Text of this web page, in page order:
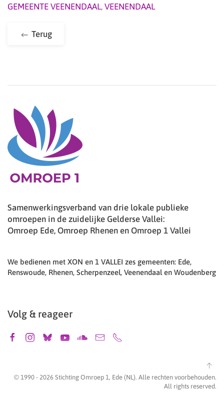
GEMEENTE VEENENDAAL, VEENENDAAL
Terug
Samenwerkingsverband van drie lokale publieke
omroepen in de zuidelijke Gelderse Vallei:
Omroep Ede, Omroep Rhenen en Omroep 1 Vallei
We bedienen met XON en 1 VALLEI zes gemeenten: Ede,
Renswoude, Rhenen, Scherpenzeel, Veenendaal en Woudenberg
Volg & reageer
© 1990 - 2026 Stichting Omroep 1, Ede (NL). Alle rechten voorbehouden.
All rights reserved.